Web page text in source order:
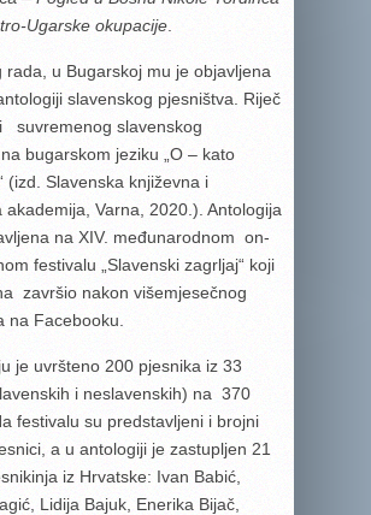
Ugarske okupacije
rada, u Bugarskoj mu je objavljena
slavenskog pjesništva. Riječ
suvremenog slavenskog
bugarskom jeziku „O – kato
(izd. Slavenska književna i
akademija, Varna, 2020.). Antologija
na XIV. međunarodnom on-
festivalu „Slavenski zagrljaj“ koji
završio nakon višemjesečnog
na Facebooku.
je uvršteno 200 pjesnika iz 33
i neslavenskih) na 370
festivalu su predstavljeni i brojni
a u antologiji je zastupljen 21
iz Hrvatske: Ivan Babić,
Lidija Bajuk, Enerika Bijač,